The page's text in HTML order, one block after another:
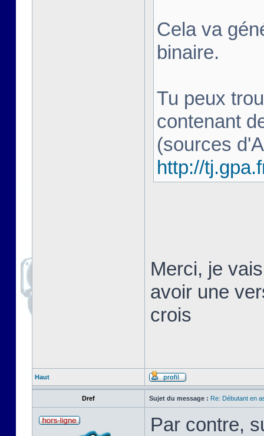
Cela va
binaire.
Tu peux
contenant
(sources
http://
Merci, je
avoir une
crois
Haut
Dref Sujet du message : Re: Débutant en
Par contre,